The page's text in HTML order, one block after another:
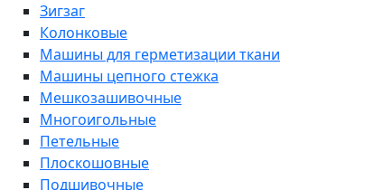
Зигзаг
Колонковые
Машины для герметизации ткани
Машины цепного стежка
Мешкозашивочные
Многоигольные
Петельные
Плоскошовные
Подшивочные